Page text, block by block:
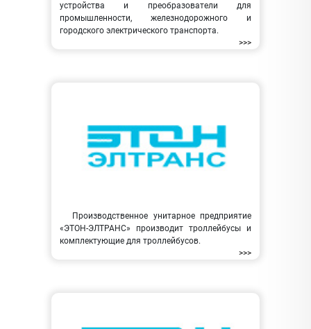
устройства и преобразователи для
промышленности, железнодорожного и
городского электрического транспорта.
>>>
Производственное унитарное предприятие
«ЭТОН-ЭЛТРАНС» производит троллейбусы и
комплектующие для троллейбусов.
>>>